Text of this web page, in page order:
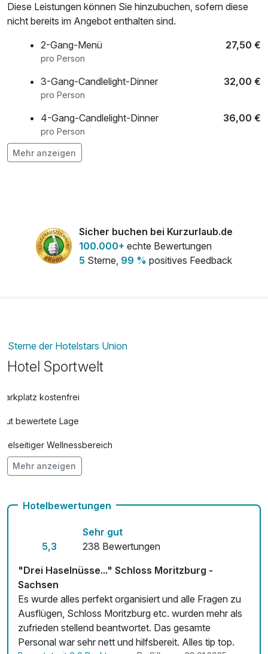
Elbhängen der Sächsischen Weinstraße.
Möchten Sie einige Zeit aktiv sein, dann bietet das Hotel
Sportwelt verschiedene Möglichkeiten, wie Tennis,
Diese Leistungen können Sie hinzubuchen, sofern diese
nicht bereits im Angebot enthalten sind.
2-Gang-Menü
27,50 €
pro Person
3-Gang-Candlelight-Dinner 32,00 €
pro Person
4-Gang-Candlelight-Dinner 36,00 €
pro Person
Flasche Sekt
Rundgang mit Verkostung in der
Radeberger Exportbierbrauerei
Mehr anzeigen
Sicher buchen bei Kurzurlaub.de
100.000+ echte Bewertungen
5 Sterne, 99 % positives Feedback
Sterne der Hotelstars Union
Hotel Sportwelt
Parkplatz kostenfrei
Gut bewertete Lage
Vielseitiger Wellnessbereich
Hunde im Hotel erlaubt für 15,00 € pro Stück / Tag
Fitnessgeräte stehen bereit
Kostenloses W-LAN
Zimmerservice verfügbar
Mit Hotelbar
Mehr anzeigen
Hotelbewertungen
5,3
Sehr gut
238 Bewertungen
"Drei Haselnüsse..." Schloss Moritzburg -
Sachsen
Es wurde alles perfekt organisiert und alle Fragen zu
Ausflügen, Schloss Moritzburg etc. wurden mehr als
zufrieden stellend beantwortet. Das gesamte
Personal war sehr nett und hilfsbereit. Alles tip top.